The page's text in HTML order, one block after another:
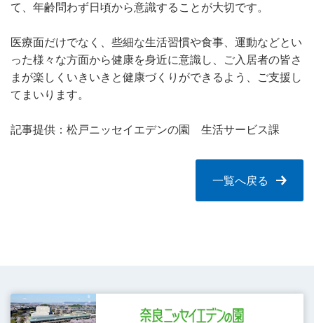
て、年齢問わず日頃から意識することが大切です。
医療面だけでなく、些細な生活習慣や食事、運動などとい
った様々な方面から健康を身近に意識し、ご入居者の皆さ
まが楽しくいきいきと健康づくりができるよう、ご支援し
てまいります。
記事提供：松戸ニッセイエデンの園 生活サービス課
一覧へ戻る